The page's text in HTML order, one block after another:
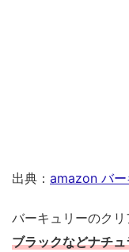
出典： amazon バ
バーキュリーのクリ
ブラックなどナチ